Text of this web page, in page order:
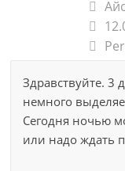
Здравствуйте. 3
немного
Сегодня ночью
или надо ждать